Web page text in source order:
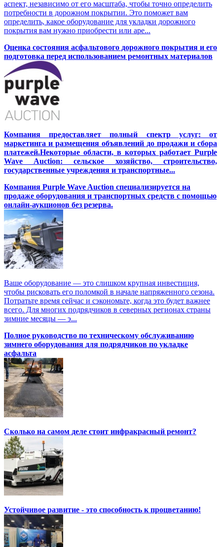
аспект, независимо от его масштаба, чтобы точно определить
потребности в дорожном покрытии. Это поможет вам
определить, какое оборудование для укладки дорожного
покрытия вам нужно приобрести или аре...
Оценка состояния асфальтового дорожного покрытия и его
подготовка перед использованием ремонтных материалов
Компания предоставляет полный спектр услуг: от
маркетинга и размещения объявлений до продажи и сбора
платежей.Некоторые области, в которых работает Purple
Wave Auction: сельское хозяйство, строительство,
государственные учреждения и транспортные...
Компания Purple Wave Auction специализируется на
продаже оборудования и транспортных средств с помощью
онлайн-аукционов без резерва.
Ваше оборудование — это слишком крупная инвестиция,
чтобы рисковать его поломкой в начале напряженного сезона.
Потратьте время сейчас и сэкономьте, когда это будет важнее
всего. Для многих подрядчиков в северных регионах страны
зимние месяцы — э...
Полное руководство по техническому обслуживанию
зимнего оборудования для подрядчиков по укладке
асфальта
Сколько на самом деле стоит инфракрасный ремонт?
Устойчивое развитие - это способность к процветанию!